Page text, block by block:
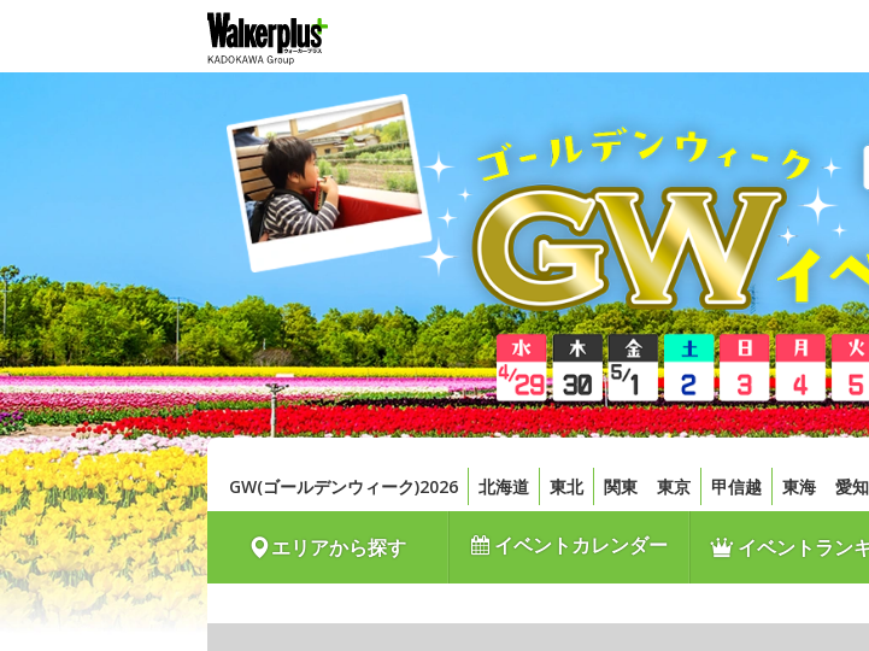
GW(ゴールデンウィーク)2026 北海道 東北 関東 東京 甲信越 東海 愛知
エリアから探す イベントカレンダー イベントラン